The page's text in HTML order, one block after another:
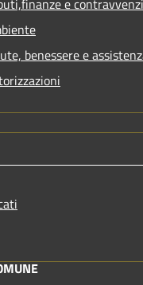
e
benessere e